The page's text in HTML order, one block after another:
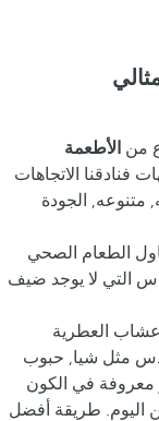
الأطعمة
فنادقنا الاتجاهات
متنوعه, الجودة
الطعام الصحي
التي لا يوجد ضيف
العطرية
مثل شيا, حبوب
معروفة في الكون
اليوم. طريقة أفضل